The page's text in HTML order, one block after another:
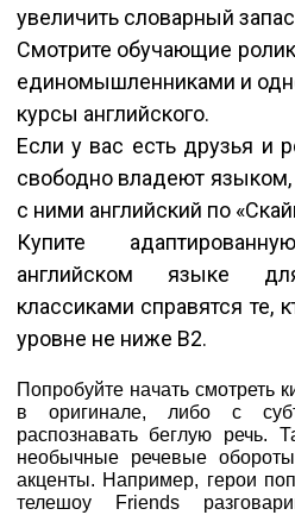
увеличить словарный
Смотрите обучающие
единомышленниками и
курсы английского.
Если у вас есть друзья и
свободно владеют языком,
с ними английский по
Купите
английском языке
классиками справятся те,
уровне не ниже В2.
Попробуйте начать смотреть
в оригинале, либо с
распознавать беглую речь.
необычные речевые
акценты. Например, герои
телешоу Friends